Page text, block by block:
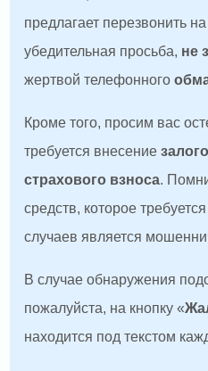
предлагает перезвонить
убедительная просьба, не
жертвой телефонного
Кроме того, просим вас
требуется внесение
страхового взноса.
средств, которое
случаев является
В случае обнаружения
пожалуйста, на кнопку «
находится под текстом